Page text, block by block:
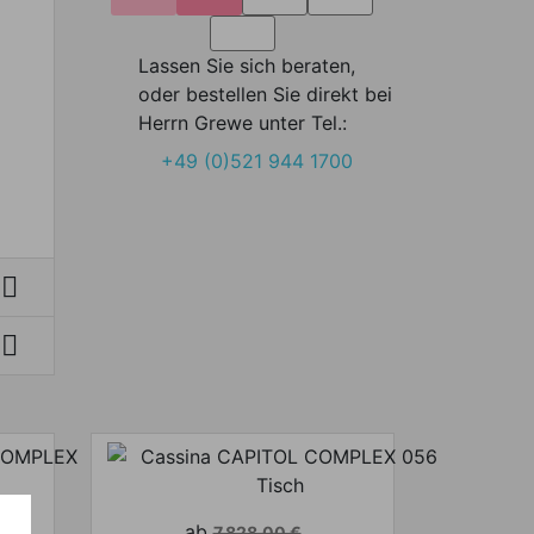


Lassen Sie sich beraten,
oder bestellen Sie direkt bei
Herrn Grewe unter Tel.:
+49 (0)521 944 1700